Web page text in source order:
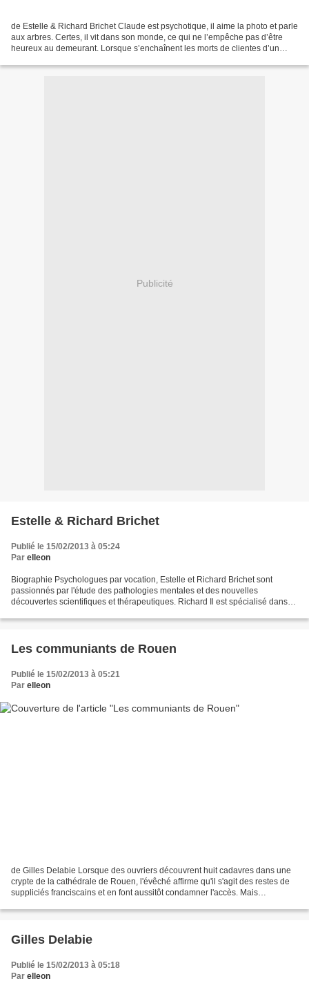
de Estelle & Richard Brichet Claude est psychotique, il aime la photo et parle
aux arbres. Certes, il vit dans son monde, ce qui ne l’empêche pas d’être
heureux au demeurant. Lorsque s’enchaînent les morts de clientes d’un
Publicité
Estelle & Richard Brichet
Publié le 15/02/2013 à 05:24
Par elleon
Biographie Psychologues par vocation, Estelle et Richard Brichet sont
passionnés par l'étude des pathologies mentales et des nouvelles
découvertes scientifiques et thérapeutiques. Richard Il est spécialisé dans
Les communiants de Rouen
Publié le 15/02/2013 à 05:21
Par elleon
de Gilles Delabie Lorsque des ouvriers découvrent huit cadavres dans une
crypte de la cathédrale de Rouen, l'évêché affirme qu'il s'agit des restes de
suppliciés franciscains et en font aussitôt condamner l'accès. Mais
Gilles Delabie
Publié le 15/02/2013 à 05:18
Par elleon